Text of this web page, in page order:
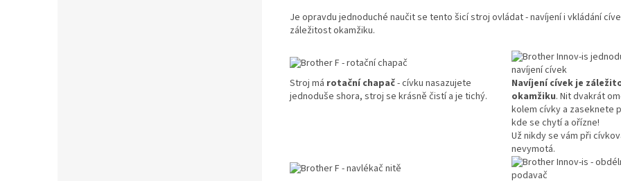
Je opravdu jednoduché naučit se tento šicí stroj ovládat - navíjení i vkládání
záležitost okamžiku.
Stroj má rotační chapač- cívku nasazujete
jednoduše shora, stroj se krásně čistí a je tichý.
Navíjení cívek je
okamžiku. Nit dvakrát
kolem cívky a zaseknete
kde se chytí a ořízne!
Už nikdy se vám při
nevymotá.